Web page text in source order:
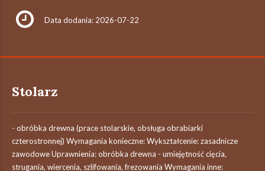
Data dodania: 2026-07-22
Stolarz
- obróbka drewna (prace stolarskie, obsługa obrabiarki
czterostronnej) Wymagania konieczne: Wykształcenie: zasadnicze
zawodowe Uprawnienia: obróbka drewna - umiejętność cięcia,
strugania, wiercenia, szlifowania, frezowania Wymagania inne: